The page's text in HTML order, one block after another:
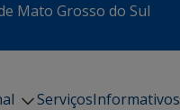
Mato Grosso do Sul
ServiçosInformativos